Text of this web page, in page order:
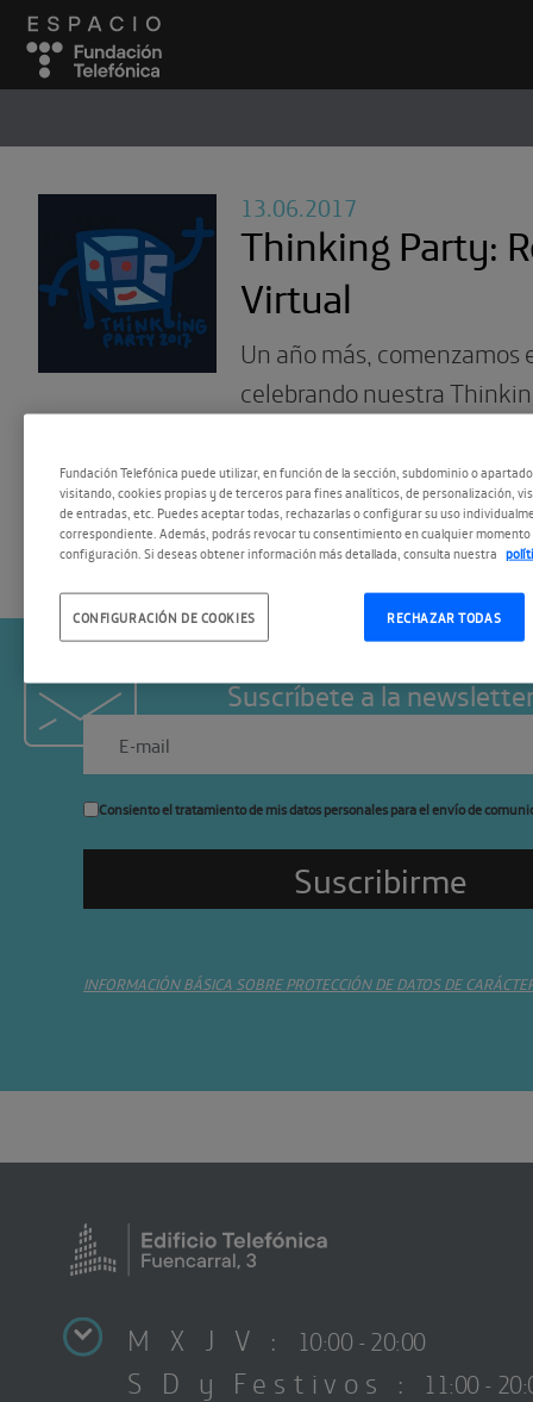
13.06.2017
Thinking Party:
Virtual
Un año más, comenzamos
celebrando nuestra
Fundación Telefónica.
Suscríbete a la
Consiento el tratamiento de mis datos personales para el envío de
INFORMACIÓN BÁSICA SOBRE PROTECCIÓN DE DATOS DE
M X J V : 10:00 - 20:00
S D y Festivos : 11:00 -
Fundación Telefónica puede utilizar, en función de la sección, subdominio o
visitando, cookies propias y de terceros para fines analíticos, de personalización,
de entradas, etc. Puedes aceptar todas, rechazarlas o configurar su uso
correspondiente. Además, podrás revocar tu consentimiento en cualquier momento
configuración. Si deseas obtener información más detallada, consulta nuestra
RECHAZAR TODAS
CONFIGURACIÓN DE COOKIES